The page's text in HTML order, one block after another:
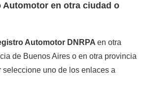
Automotor en otra ciudad o
Automotor DNRPA en otra
de Buenos Aires o en otra provincia
seleccione uno de los enlaces a